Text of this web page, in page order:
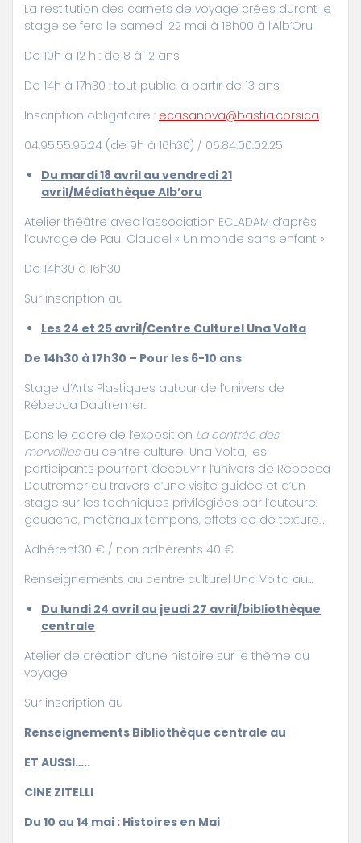
La restitution des carnets de voyage crées durant le
stage se fera le samedi 22 mai à 18h00 à l’Alb’Oru
De 10h à 12 h : de 8 à 12 ans
De 14h à 17h30 : tout public, à partir de 13 ans
Inscription obligatoire : ecasanova@bastia.corsica
04.95.55.95.24 (de 9h à 16h30) / 06.84.00.02.25
Du mardi 18 avril au vendredi 21
avril/Médiathèque Alb’oru
Atelier théâtre avec l’association ECLADAM d’après
l’ouvrage de Paul Claudel « Un monde sans enfant »
De 14h30 à 16h30
Sur inscription au
Les 24 et 25 avril/Centre Culturel Una Volta
De 14h30 à 17h30 – Pour les 6-10 ans
Stage d’Arts Plastiques autour de l’univers de
Rébecca Dautremer.
Dans le cadre de l’exposition La contrée des
merveillesau centre culturel Una Volta, les
participants pourront découvrir l’univers de Rébecca
Dautremer au travers d’une visite guidée et d’un
stage sur les techniques privilégiées par l’auteure:
gouache, matériaux tampons, effets de de texture…
Adhérent30 € / non adhérents 40 €
Renseignements au centre culturel Una Volta au…
Du lundi 24 avril au jeudi 27 avril/bibliothèque
centrale
Atelier de création d’une histoire sur le thème du
voyage
Sur inscription au
Renseignements Bibliothèque centrale au
ET AUSSI…..
CINE ZITELLI
Du 10 au 14 mai : Histoires en Mai